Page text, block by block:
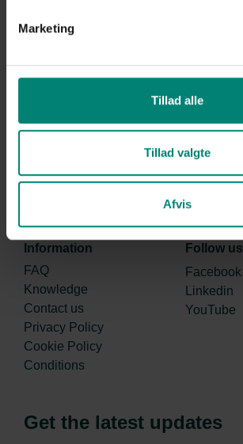
Marketing
Tillad alle
Tillad valgte
Afvis
every user
34091986
Information
FAQ
Knowledge
Contact us
Privacy Policy
Cookie Policy
Conditions
Follow us
Facebook
Linkedin
YouTube
Get the latest updates